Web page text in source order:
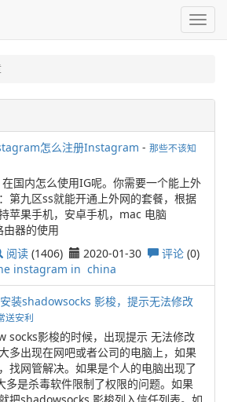
怎么注册Instagram - 那些不该知
国内怎么使用IG呢。你需要一个能上外
第九区ss就能开通上外网的套餐，根据
苹果手机，安卓手机，mac 电脑
器的使用
阅读 (1406) 2020-01-30 评论 (0)
instagram in china
装shadowsocks 影梭，提示无法修改
送安利
socks影梭的时候，出现提示 无法修改
多出现在网吧或者公司的电脑上，如果
找网管解决。如果是个人的电脑出现了
多是杀毒软件限制了权限的问题。如果